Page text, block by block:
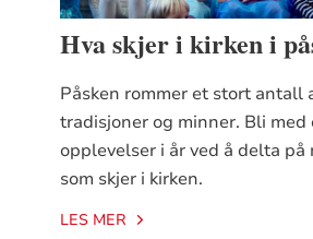
Hva skjer i kirken i
Påsken rommer et stort antall
tradisjoner og minner. Bli med
opplevelser i år ved å delta på
som skjer i kirken.
LES MER